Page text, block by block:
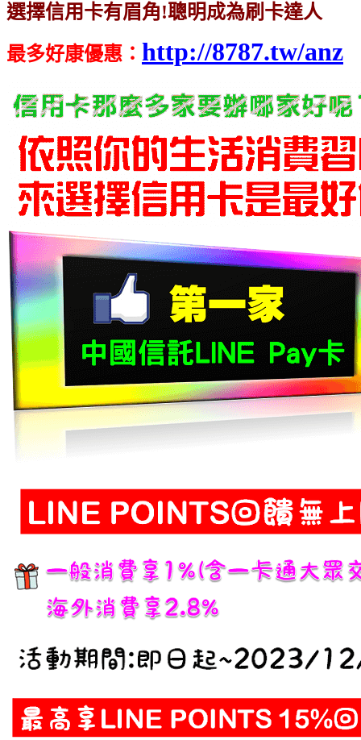
選擇信用卡有眉角!聰明成為刷卡達人
最多好康優惠 ： http://8787.tw/anz